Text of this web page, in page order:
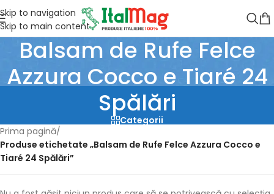
Skip to navigation
Skip to main content
Balsam de Rufe Felce
Azzura Cocco e Tiaré 24
Spălări
Categorii
Prima pagină/
Produse etichetate „Balsam de Rufe Felce Azzura Cocco e
Tiaré 24 Spălări”